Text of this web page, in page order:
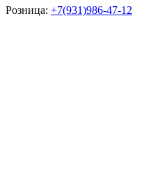
Розница: +7(931)986-47-12